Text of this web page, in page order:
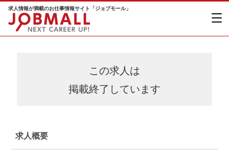
求人情報が満載のお仕事情報サイト「ジョブモール」
この求人は
掲載終了しています
求人概要